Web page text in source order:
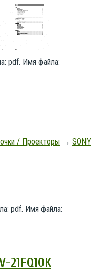
pdf. Имя файла:
/ Проекторы → SONY
pdf. Имя файла:
21FQ10K